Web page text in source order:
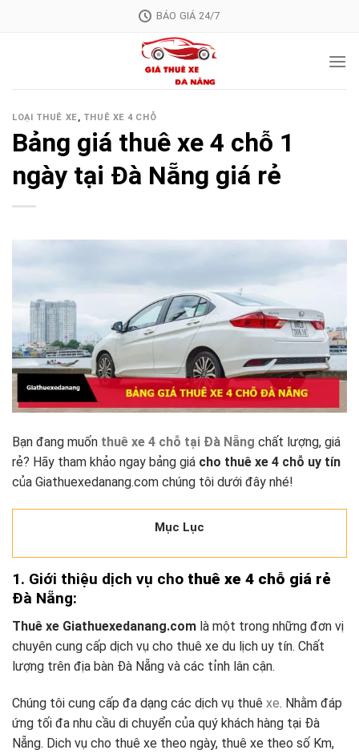
BÁO GIÁ 24/7
LOẠI THUÊ XE, THUÊ XE 4 CHỖ
Bảng giá thuê xe 4 chỗ 1
ngày tại Đà Nẵng giá rẻ
Bạn đang muốn thuê xe 4 chỗ tại Đà Nẵng chất lượng, giá
rẻ? Hãy tham khảo ngay bảng giá cho thuê xe 4 chỗ uy tín
của Giathuexedanang.com chúng tôi dưới đây nhé!
Mục Lục
1. Giới thiệu dịch vụ cho thuê xe 4 chỗ giá rẻ
Đà Nẵng:
Thuê xe Giathuexedanang.com là một trong những đơn vị
chuyên cung cấp dịch vụ cho thuê xe du lịch uy tín. Chất
lượng trên địa bàn Đà Nẵng và các tỉnh lân cận.
Chúng tôi cung cấp đa dạng các dịch vụ thuê xe. Nhằm đáp
ứng tối đa nhu cầu di chuyển của quý khách hàng tại Đà
Nẵng. Dich vụ cho thuê xe theo ngày, thuê xe theo số Km,